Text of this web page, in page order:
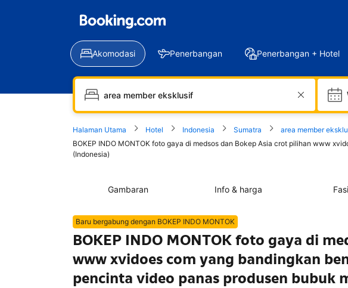
Akomodasi Penerbangan Penerbangan + Hotel
Halaman Utama Hotel Indonesia Sumatra
area member
BOKEP INDO MONTOK foto gaya di medsos dan Bokep Asia crot pilihan www
(Indonesia)
Gambaran Info & harga
Baru bergabung dengan BOKEP INDO MONTOK
BOKEP INDO MONTOK foto gaya di
www xvidoes com yang bandingkan
pencinta video panas produsen bubuk